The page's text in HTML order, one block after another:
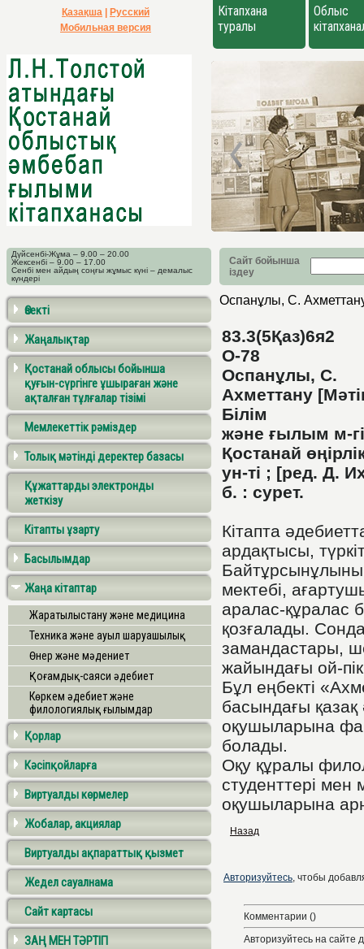
Қазақша
Русский
Мобильная версия
Кітапхана
туралы
Облыс
Дүйсенбі-Жұма – 9.00 – 20.00
Жексенбі – 9.00 – 17.00
Сенбі мен айдың соңғы жұмыс күні – демалыс
күндері
Сайт бойынша
іздеу
Өзекті
Жаңалықтар
Қостанай облысы бойынша
қуғын-сүргінге ұшыраған және
ақталған тұлғалар тізімі
Мемлекеттік рәміздер
Толық мәтінді деректер базасы
Құжаттарды электронды
жеткізу
Кітапты ұзарту
Басылымдар
Жаңа кітаптар
Жаратылыстану және медицина
Техника және ауыл шаруашылық
Өнер және мәдениет
Қоғамдық-саяси әдебиет
Көркем әдебиет және
филологиялық ғылымдар
Қорлар
Кәсіпқойларға
Виртуалды көрмелер
Жобалар, акциялар
Виртуалды ақпараттық қызмет
Жедел сауалнама
Сайт картасы
ЗАҢ МЕН ТӘРТІП
Оспанұлы, С.
83.3(5Қаз)6я2
О-78
Оспанұлы, С.
Ахметтану
Білім
және ғылым м-
Қостанай
ун-ті ; [ред. Д.
б. : сурет.
Кітапта
ардақтысы,
мектебі,
аралас-құралас
қозғалады.
замандастары,
жайындағы ой-
Бұл еңбекті
басындағы
оқушыларына
болады.
Оқу құралы
студенттері
оқушыларына
Назад
Авторизуйтесь, чтобы
Комментарии ()
Авторизуйтесь на сайте